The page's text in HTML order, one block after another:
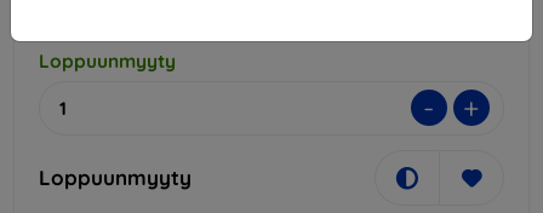
Loppuunmyyty
- +
Loppuunmyyty